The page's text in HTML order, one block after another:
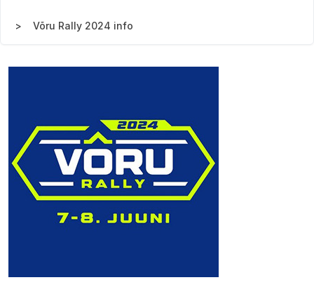
Võru Rally 2024 info